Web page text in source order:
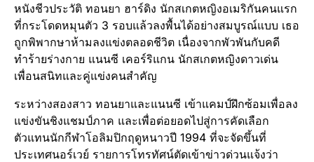
หนังชีวประวัติ ทอนยา ฮาร์ดิง นักสเกตหญิงอเมริกันคนแรก
ที่กระโดดหมุนตัว 3 รอบแล้วลงพื้นได้อย่างสมบูรณ์แบบ เธอ
ถูกพิพากษาห้ามลงแข่งตลอดชีวิต เนื่องจากพัวพันกับคดี
ทำร้ายร่างกาย แนนซี เคอร์ริแกน นักสเกตหญิงดาวเด่น
เพื่อนสนิทและคู่แข่งคนสำคัญ
ระหว่างสองสาว ทอนยาและแนนซี เข้าแคมป์ฝึกซ้อมเพื่อลง
แข่งขันชิงแชมป์ภาค และเพื่อต่อยอดไปสู่การคัดเลือก
ตัวแทนนักกีฬาโอลิมปิกฤดูหนาวปี 1994 ที่จะจัดขึ้นที่
ประเทศนอร์เวย์ รายการโทรทัศน์ตัดเข้าข่าวด่วนแจ้งว่า